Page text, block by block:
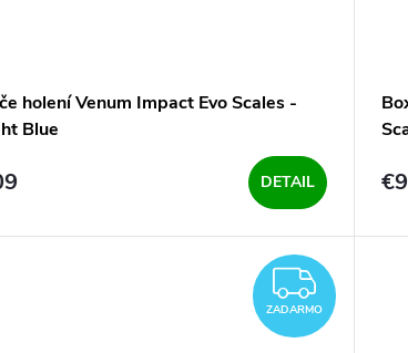
holení Venum Impact Evo Scales -
Blue
DETAIL
ZADARMO